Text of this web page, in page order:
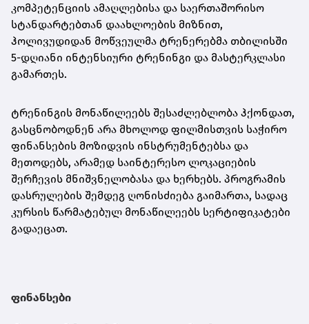
კომპეტენციის ამაღლებისა და საერთაშორისო
სტანდარტებთან დაახლოების მიზნით,
ჰოლივუდიდან მოწვეულმა ტრენერებმა თბილისში
5-დღიანი ინტენსიური ტრენინგი და მასტერკლასი
გამართეს.
ტრენინგის მონაწილეებს შესაძლებლობა ჰქონდათ,
გასცნობოდნენ არა მხოლოდ ფილმისთვის საჭირო
ფინანსების მოზიდვის ინსტრუმენტებსა და
მეთოდებს, არამედ საინტერესო ლოკაციების
შერჩევის მნიშვნელობასა და ხერხებს. პროგრამის
დასრულების შემდეგ ღონისძიება გაიმართა, სადაც
კურსის წარმატებულ მონაწილეებს სერტიფიკატები
გადაეცათ.
ფინანსები